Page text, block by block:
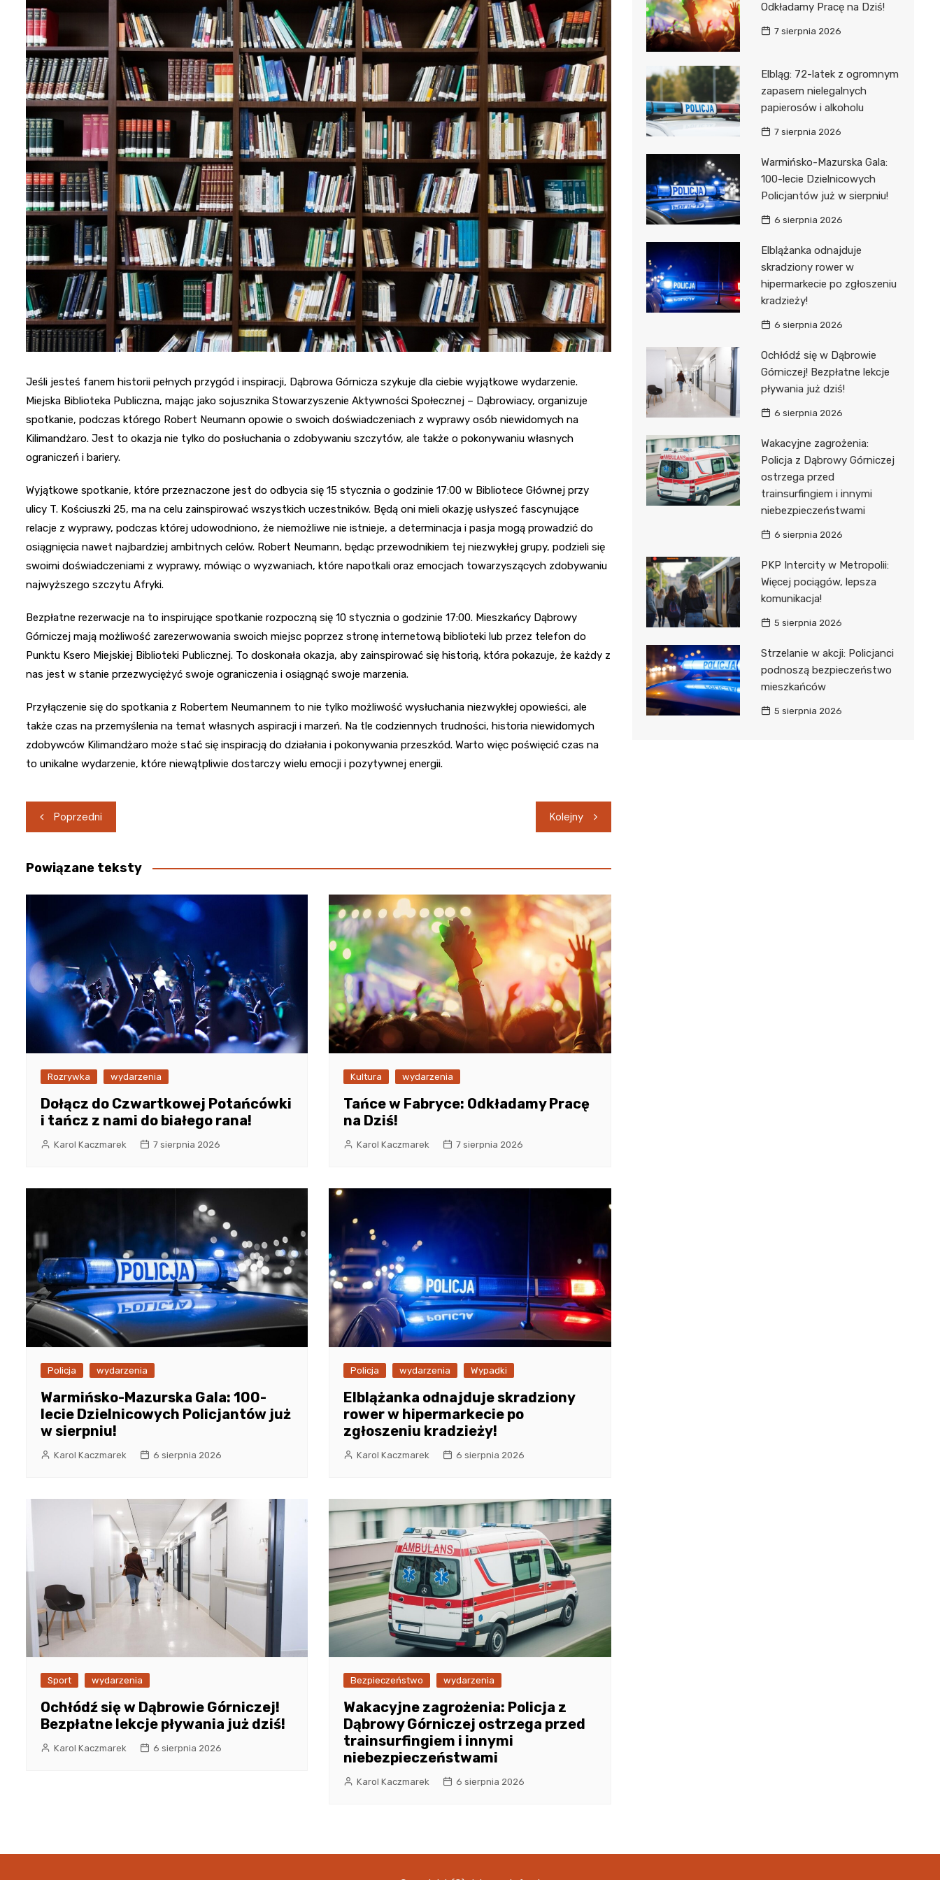
Poczta
Kino
Księgarnia
Jeśli jesteś fanem historii pełnych przygód i inspiracji, Dąbrowa Górnicza szykuje dla ciebie wyjątkowe wydarzenie.
Miejska Biblioteka Publiczna, mając jako sojusznika Stowarzyszenie Aktywności Społecznej – Dąbrowiacy, organizuje
spotkanie, podczas którego Robert Neumann opowie o swoich doświadczeniach z wyprawy osób niewidomych na
Kilimandżaro. Jest to okazja nie tylko do posłuchania o zdobywaniu szczytów, ale także o pokonywaniu własnych
ograniczeń i bariery.
Wyjątkowe spotkanie, które przeznaczone jest do odbycia się 15 stycznia o godzinie 17:00 w Bibliotece Głównej przy
ulicy T. Kościuszki 25, ma na celu zainspirować wszystkich uczestników. Będą oni mieli okazję usłyszeć fascynujące
relacje z wyprawy, podczas której udowodniono, że niemożliwe nie istnieje, a determinacja i pasja mogą prowadzić do
osiągnięcia nawet najbardziej ambitnych celów. Robert Neumann, będąc przewodnikiem tej niezwykłej grupy, podzieli się
swoimi doświadczeniami z wyprawy, mówiąc o wyzwaniach, które napotkali oraz emocjach towarzyszących zdobywaniu
najwyższego szczytu Afryki.
Bezpłatne rezerwacje na to inspirujące spotkanie rozpoczną się 10 stycznia o godzinie 17:00. Mieszkańcy Dąbrowy
Górniczej mają możliwość zarezerwowania swoich miejsc poprzez stronę internetową biblioteki lub przez telefon do
Punktu Ksero Miejskiej Biblioteki Publicznej. To doskonała okazja, aby zainspirować się historią, która pokazuje, że każdy z
nas jest w stanie przezwyciężyć swoje ograniczenia i osiągnąć swoje marzenia.
Przyłączenie się do spotkania z Robertem Neumannem to nie tylko możliwość wysłuchania niezwykłej opowieści, ale
także czas na przemyślenia na temat własnych aspiracji i marzeń. Na tle codziennych trudności, historia niewidomych
zdobywców Kilimandżaro może stać się inspiracją do działania i pokonywania przeszkód. Warto więc poświęcić czas na
to unikalne wydarzenie, które niewątpliwie dostarczy wielu emocji i pozytywnej energii.
Nawigacja
wpisu
Poprzedni Kolejny
Powiązane teksty
Rozrywka wydarzenia
Dołącz do Czwartkowej Potańcówki
i tańcz z nami do białego rana!
Karol Kaczmarek 7 sierpnia 2026
Kultura wydarzenia
Tańce w Fabryce: Odkładamy Pracę
na Dziś!
Karol Kaczmarek 7 sierpnia 2026
Policja wydarzenia
Warmińsko-Mazurska Gala: 100-
lecie Dzielnicowych Policjantów już
w sierpniu!
Karol Kaczmarek 6 sierpnia 2026
Policja wydarzenia Wypadki
Elblążanka odnajduje skradziony
rower w hipermarkecie po
zgłoszeniu kradzieży!
Karol Kaczmarek 6 sierpnia 2026
Sport wydarzenia
Ochłódź się w Dąbrowie Górniczej!
Bezpłatne lekcje pływania już dziś!
Karol Kaczmarek 6 sierpnia 2026
Bezpieczeństwo wydarzenia
Wakacyjne zagrożenia: Policja z
Dąbrowy Górniczej ostrzega przed
trainsurfingiem i innymi
niebezpieczeństwami
Karol Kaczmarek 6 sierpnia 2026
Odkładamy Pracę na Dziś!
7 sierpnia 2026
Elbląg: 72-latek z ogromnym
zapasem nielegalnych
papierosów i alkoholu
7 sierpnia 2026
Warmińsko-Mazurska Gala:
100-lecie Dzielnicowych
Policjantów już w sierpniu!
6 sierpnia 2026
Elblążanka odnajduje
skradziony rower w
hipermarkecie po zgłoszeniu
kradzieży!
6 sierpnia 2026
Ochłódź się w Dąbrowie
Górniczej! Bezpłatne lekcje
pływania już dziś!
6 sierpnia 2026
Wakacyjne zagrożenia:
Policja z Dąbrowy Górniczej
ostrzega przed
trainsurfingiem i innymi
niebezpieczeństwami
6 sierpnia 2026
PKP Intercity w Metropolii:
Więcej pociągów, lepsza
komunikacja!
5 sierpnia 2026
Strzelanie w akcji: Policjanci
podnoszą bezpieczeństwo
mieszkańców
5 sierpnia 2026